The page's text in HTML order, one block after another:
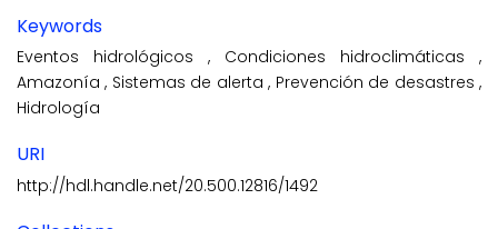
Keywords
Eventos hidrológicos , Condiciones hidroclimáticas ,
Amazonía, Sistemas de alerta, Prevención de desastres,
Hidrología
URI
http://hdl.handle.net/20.500.12816/1492